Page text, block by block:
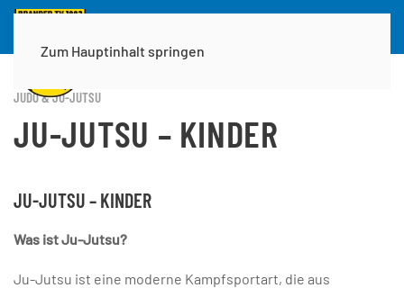
Zum Hauptinhalt springen
JUDO & JU-JUTSU
JU-JUTSU – KINDER
JU-JUTSU – KINDER
Was ist Ju-Jutsu?
Ju-Jutsu ist eine moderne Kampfsportart, die aus